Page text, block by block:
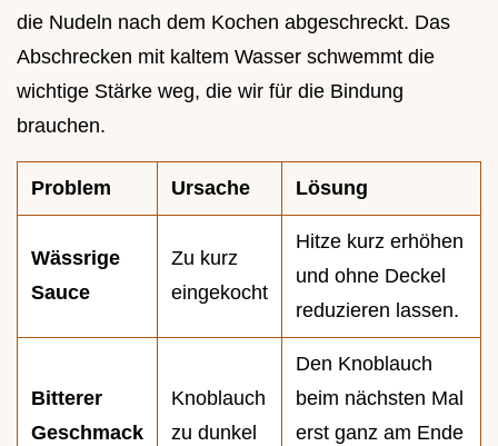
die Nudeln nach dem Kochen abgeschreckt. Das
Abschrecken mit kaltem Wasser schwemmt die
wichtige Stärke weg, die wir für die Bindung
brauchen.
Problem Ursache Lösung
Wässrige
Sauce
Zu kurz
eingekocht
Hitze kurz erhöhen
und ohne Deckel
reduzieren lassen.
Bitterer
Geschmack
Knoblauch
zu dunkel
Den Knoblauch
beim nächsten Mal
erst ganz am Ende